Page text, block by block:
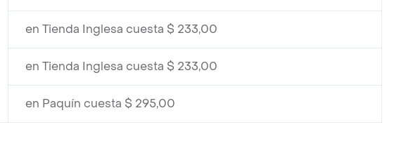
en Tienda Inglesa cuesta $ 233,00
en Tienda Inglesa cuesta $ 233,00
en Paquín cuesta $ 295,00